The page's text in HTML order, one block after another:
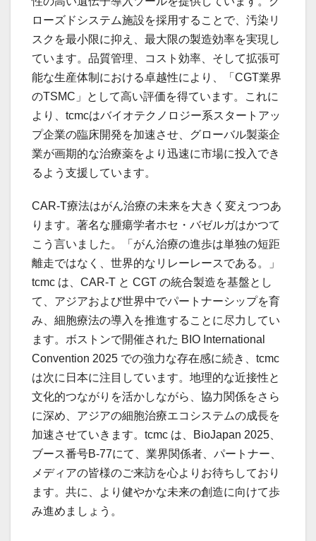
ローズドシステム施設を採用することで、汚染リ
スクを最小限に抑え、最大限の製造効率を実現し
ています。品質管理、コスト効率、そして拡張可
能な生産体制における卓越性により、「CGT業界
のTSMC」として高い評価を得ています。これに
より、tcmcはバイオテクノロジー系スタートアッ
プ企業の臨床開発を加速させ、グローバル製薬企
業が画期的な治療薬をより迅速に市場に投入でき
るよう支援しています。
CAR-T療法はがん治療の未来を大きく変えつつあ
ります。著名な腫瘍学者ホセ・バゼルガはかつて
こう言いました。「がん治療の進歩は単独の短距
離走ではなく、世界的なリレーレースである。」
tcmc は、CAR-T と CGT の統合製造を基盤とし
て、アジアおよび世界中でパートナーシップを育
み、細胞療法の導入を推進することに尽力してい
ます。ボストンで開催された BIO International
Convention 2025 での強力な存在感に続き、tcmc
は次に日本に注目しています。地理的な近接性と
文化的つながりを活かしながら、協力関係をさら
に深め、アジアの細胞治療エコシステムの成長を
加速させていきます。tcmc は、BioJapan 2025、
ブース番号B-77にて、業界関係者、パートナー、
メディアの皆様のご来訪を心よりお待ちしており
ます。共に、より健やかな未来の創造に向けて歩
み進めましょう。